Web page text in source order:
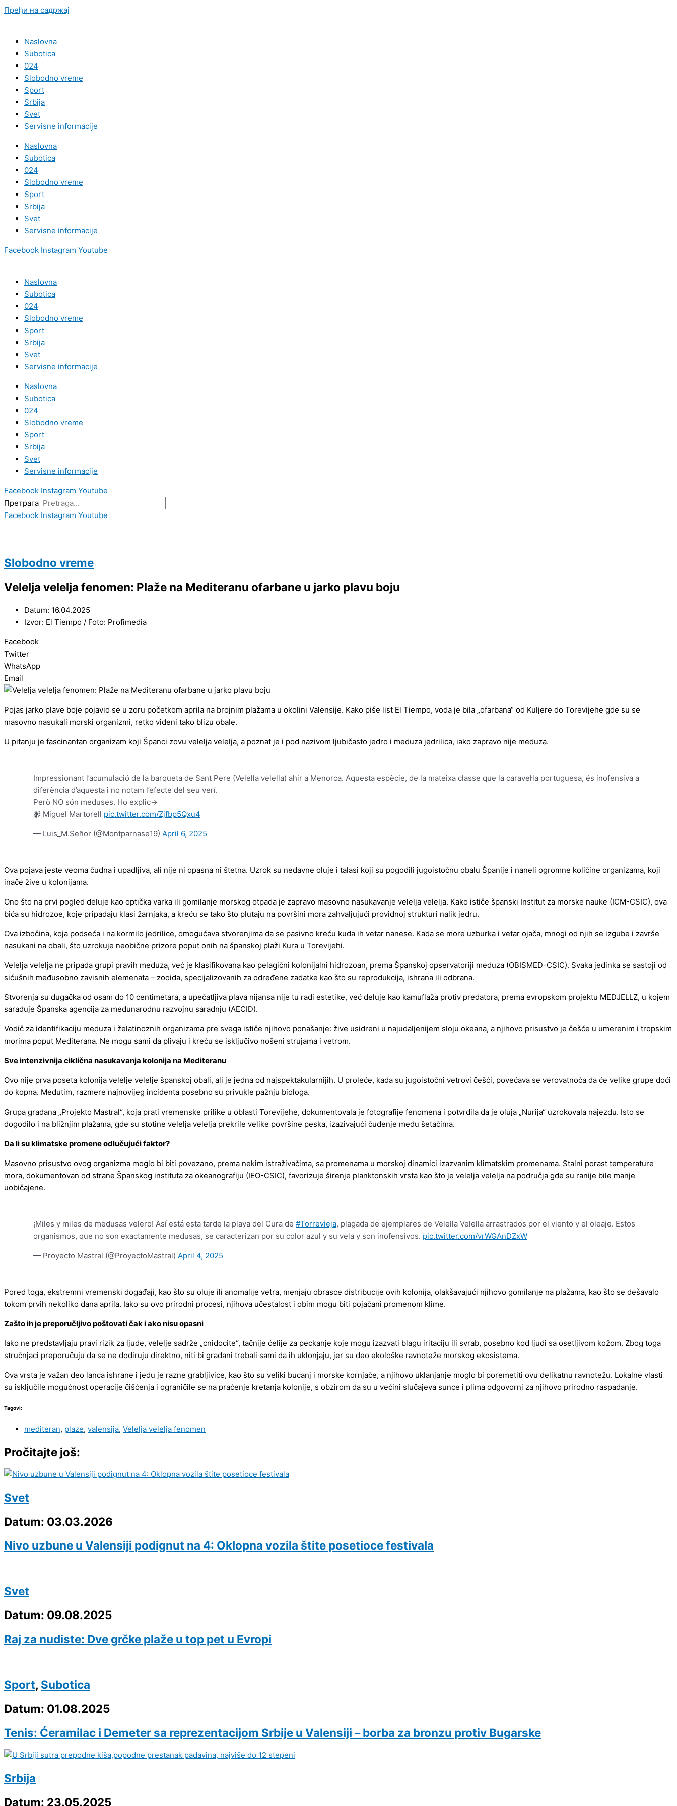
Пређи на садржај
Naslovna
Subotica
024
Slobodno vreme
Sport
Srbija
Svet
Servisne informacije
Naslovna
Subotica
024
Slobodno vreme
Sport
Srbija
Svet
Servisne informacije
Facebook Instagram Youtube
Naslovna
Subotica
024
Slobodno vreme
Sport
Srbija
Svet
Servisne informacije
Naslovna
Subotica
024
Slobodno vreme
Sport
Srbija
Svet
Servisne informacije
Facebook Instagram Youtube
Претрага
Facebook Instagram Youtube
Slobodno vreme
Velelja velelja fenomen: Plaže na Mediteranu ofarbane u jarko plavu boju
Datum: 16.04.2025
Izvor: El Tiempo / Foto: Profimedia
Facebook
Twitter
WhatsApp
Email
Pojas jarko plave boje pojavio se u zoru početkom aprila na brojnim plažama u okolini Valensije. Kako piše list El Tiempo, voda je bila „ofarbana“ od Kuljere do Torevijehe gde su se
masovno nasukali morski organizmi, retko viđeni tako blizu obale.
U pitanju je fascinantan organizam koji Španci zovu velelja velelja, a poznat je i pod nazivom ljubičasto jedro i meduza jedrilica, iako zapravo nije meduza.
Impressionant l’acumulació de la barqueta de Sant Pere (Velella velella) ahir a Menorca. Aquesta espècie, de la mateixa classe que la caravel·la portuguesa, és inofensiva a
diferència d’aquesta i no notam l’efecte del seu verí.
Però NO són meduses. Ho explic->
📹 Miguel Martorell pic.twitter.com/Zjfbp5Qxu4
— Luis_M.Señor (@Montparnase19) April 6, 2025
Ova pojava jeste veoma čudna i upadljiva, ali nije ni opasna ni štetna. Uzrok su nedavne oluje i talasi koji su pogodili jugoistočnu obalu Španije i naneli ogromne količine organizama, koji
inače žive u kolonijama.
Ono što na prvi pogled deluje kao optička varka ili gomilanje morskog otpada je zapravo masovno nasukavanje velelja velelja. Kako ističe španski Institut za morske nauke (ICM-CSIC), ova
bića su hidrozoe, koje pripadaju klasi žarnjaka, a kreću se tako što plutaju na površini mora zahvaljujući providnoj strukturi nalik jedru.
Ova izbočina, koja podseća i na kormilo jedrilice, omogućava stvorenjima da se pasivno kreću kuda ih vetar nanese. Kada se more uzburka i vetar ojača, mnogi od njih se izgube i završe
nasukani na obali, što uzrokuje neobične prizore poput onih na španskoj plaži Kura u Torevijehi.
Velelja velelja ne pripada grupi pravih meduza, već je klasifikovana kao pelagični kolonijalni hidrozoan, prema Španskoj opservatoriji meduza (OBISMED-CSIC). Svaka jedinka se sastoji od
sićušnih međusobno zavisnih elemenata – zooida, specijalizovanih za određene zadatke kao što su reprodukcija, ishrana ili odbrana.
Stvorenja su dugačka od osam do 10 centimetara, a upečatljiva plava nijansa nije tu radi estetike, već deluje kao kamuflaža protiv predatora, prema evropskom projektu MEDJELLZ, u kojem
sarađuje Španska agencija za međunarodnu razvojnu saradnju (AECID).
Vodič za identifikaciju meduza i želatinoznih organizama pre svega ističe njihovo ponašanje: žive usidreni u najudaljenijem sloju okeana, a njihovo prisustvo je češće u umerenim i tropskim
morima poput Mediterana. Ne mogu sami da plivaju i kreću se isključivo nošeni strujama i vetrom.
Sve intenzivnija ciklična nasukavanja kolonija na Mediteranu
Ovo nije prva poseta kolonija velelje velelje španskoj obali, ali je jedna od najspektakularnijih. U proleće, kada su jugoistočni vetrovi češći, povećava se verovatnoća da će velike grupe doći
do kopna. Međutim, razmere najnovijeg incidenta posebno su privukle pažnju biologa.
Grupa građana „Projekto Mastral“, koja prati vremenske prilike u oblasti Torevijehe, dokumentovala je fotografije fenomena i potvrdila da je oluja „Nurija“ uzrokovala najezdu. Isto se
dogodilo i na bližnjim plažama, gde su stotine velelja velelja prekrile velike površine peska, izazivajući čuđenje među šetačima.
Da li su klimatske promene odlučujući faktor?
Masovno prisustvo ovog organizma moglo bi biti povezano, prema nekim istraživačima, sa promenama u morskoj dinamici izazvanim klimatskim promenama. Stalni porast temperature
mora, dokumentovan od strane Španskog instituta za okeanografiju (IEO-CSIC), favorizuje širenje planktonskih vrsta kao što je velelja velelja na područja gde su ranije bile manje
uobičajene.
¡Miles y miles de medusas velero! Así está esta tarde la playa del Cura de #Torrevieja, plagada de ejemplares de Velella Velella arrastrados por el viento y el oleaje. Estos
organismos, que no son exactamente medusas, se caracterizan por su color azul y su vela y son inofensivos. pic.twitter.com/vrWGAnDZxW
— Proyecto Mastral (@ProyectoMastral) April 4, 2025
Pored toga, ekstremni vremenski događaji, kao što su oluje ili anomalije vetra, menjaju obrasce distribucije ovih kolonija, olakšavajući njihovo gomilanje na plažama, kao što se dešavalo
tokom prvih nekoliko dana aprila. Iako su ovo prirodni procesi, njihova učestalost i obim mogu biti pojačani promenom klime.
Zašto ih je preporučljivo poštovati čak i ako nisu opasni
Iako ne predstavljaju pravi rizik za ljude, velelje sadrže „cnidocite“, tačnije ćelije za peckanje koje mogu izazvati blagu iritaciju ili svrab, posebno kod ljudi sa osetljivom kožom. Zbog toga
stručnjaci preporučuju da se ne dodiruju direktno, niti bi građani trebali sami da ih uklonjaju, jer su deo ekološke ravnoteže morskog ekosistema.
Ova vrsta je važan deo lanca ishrane i jedu je razne grabljivice, kao što su veliki bucanj i morske kornjače, a njihovo uklanjanje moglo bi poremetiti ovu delikatnu ravnotežu. Lokalne vlasti
su isključile mogućnost operacije čišćenja i ograničile se na praćenje kretanja kolonije, s obzirom da su u većini slučajeva sunce i plima odgovorni za njihovo prirodno raspadanje.
Tagovi:
mediteran, plaze, valensija, Velelja velelja fenomen
Pročitajte još:
Svet
Datum: 03.03.2026
Nivo uzbune u Valensiji podignut na 4: Oklopna vozila štite posetioce festivala
Svet
Datum: 09.08.2025
Raj za nudiste: Dve grčke plaže u top pet u Evropi
Sport, Subotica
Datum: 01.08.2025
Tenis: Ćeramilac i Demeter sa reprezentacijom Srbije u Valensiji – borba za bronzu protiv Bugarske
Srbija
Datum: 23.05.2025